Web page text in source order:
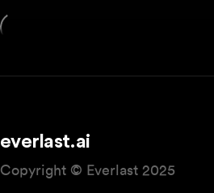
everlast.ai
Copyright © Everlast 2025